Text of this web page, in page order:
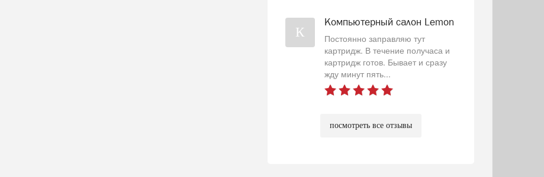
К
Компьютерный салон Lemon
Постоянно заправляю тут
картридж. В течение получаса и
картридж готов. Бывает и сразу
жду минут пять...
посмотреть все отзывы